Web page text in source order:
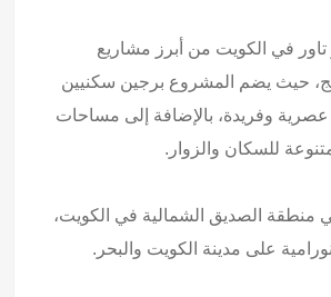
في الكويت من أبرز مشاريع
حيث يضم المشروع برجين سكنيين
وفريدة، بالإضافة إلى مساحات
للسكان والزوار.
منطقة الصديق الشمالية في الكويت،
على مدينة الكويت والبحر.